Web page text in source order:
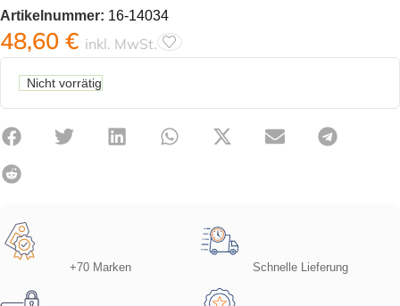
Artikelnummer: 16-14034
48,60 € inkl. MwSt.
Nicht vorrätig
+70 Marken Schnelle Lieferung